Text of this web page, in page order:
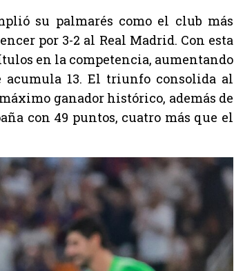
su palmarés como el club más
por 3-2 al Real Madrid. Con esta
en la competencia, aumentando
13. El triunfo consolida al
ganador histórico, además de
con 49 puntos, cuatro más que el